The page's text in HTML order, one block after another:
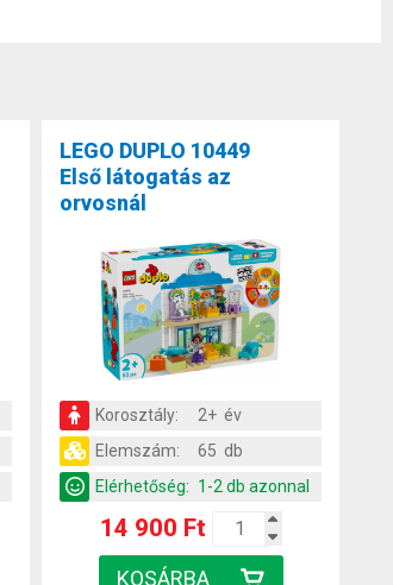
LEGO DUPLO 10449
Első látogatás az
orvosnál
Korosztály:
2+ év
Elemszám:
65 db
Elérhetőség: 1-2 db azonnal
14 900 Ft